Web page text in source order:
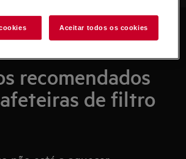
recomendados
de filtro
Aceitar todos os cookies